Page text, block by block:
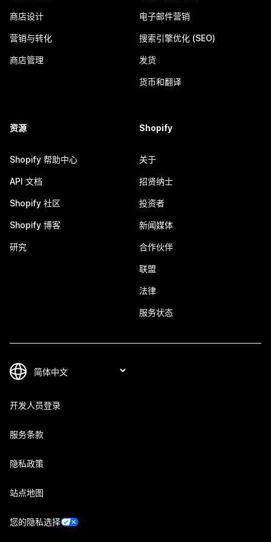
商店设计
营销与转化
商店管理
电子邮件营销
搜索引擎优化 (SEO)
发货
货币和翻译
资源
Shopify 帮助中心
API 文档
Shopify 社区
Shopify 博客
研究
Shopify
关于
招贤纳士
投资者
新闻媒体
合作伙伴
联盟
法律
服务状态
开发人员登录
服务条款
隐私政策
站点地图
您的隐私选择